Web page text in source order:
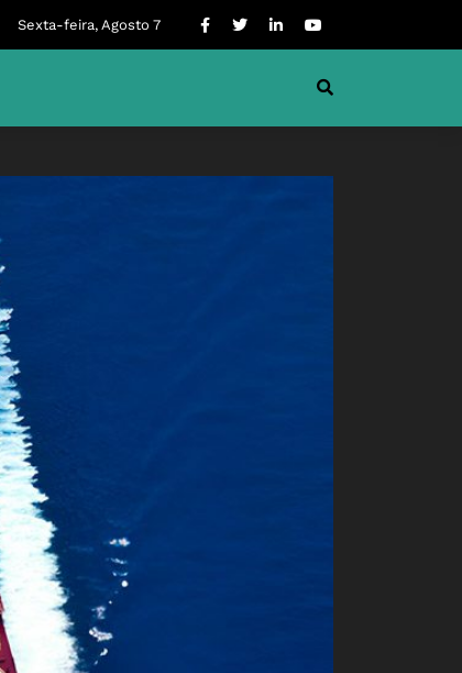
Sexta-feira, Agosto 7